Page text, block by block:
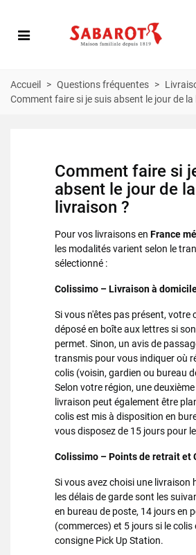
Accueil > Questions fréquentes >
Comment faire si je suis absent le jour de la
Comment faire si
absent le jour de la
livraison ?
Pour vos livraisons en France
les modalités varient selon le
sélectionné :
Colissimo – Livraison à
Si vous n'êtes pas présent, votre
déposé en boîte aux lettres si
permet. Sinon, un avis de
transmis pour vous indiquer où
colis (voisin, gardien ou bureau
Selon votre région, une
livraison peut également être
colis est mis à disposition en
vous disposez de 15 jours pour
Colissimo – Points de retrait et
Si vous avez choisi une livraison
les délais de garde sont les
en bureau de poste, 14 jours en
(commerces) et 5 jours si le colis
consigne Pick Up Station.